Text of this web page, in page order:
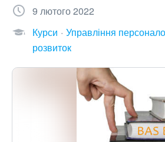
9 лютого 2022
Курси
Управління
розвиток